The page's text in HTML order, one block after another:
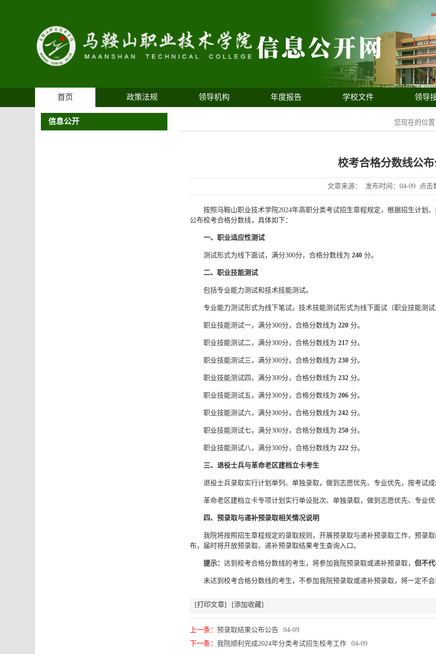
首页 政策法规 领导机构 年度报告 学校文件 领导
信息公开 您现在的位置
校考合格分数线公
文章来源： 发布时间：04-09 点击
按照马鞍山职业技术学院2024年高职分类考试招生章程规定，根据招生计划
公布校考合格分数线，具体如下：
一、职业适应性测试
测试形式为线下面试，满分300分，合格分数线为 240 分。
二、职业技能测试
包括专业能力测试和技术技能测试。
专业能力测试形式为线下笔试，技术技能测试形式为线下面试（职业技能测试
职业技能测试一，满分300分，合格分数线为 220 分。
职业技能测试二，满分300分，合格分数线为 217 分。
职业技能测试三，满分300分，合格分数线为 230 分。
职业技能测试四，满分300分，合格分数线为 232 分。
职业技能测试五，满分300分，合格分数线为 206 分。
职业技能测试六，满分300分，合格分数线为 242 分。
职业技能测试七，满分300分，合格分数线为 250 分。
职业技能测试八，满分300分，合格分数线为 222 分。
三、退役士兵与革命老区建档立卡考生
退役士兵录取实行计划单列、单独录取，做到志愿优先、专业优先，按考试成
革命老区建档立卡专项计划实行单设批次、单独录取，做到志愿优先、专业优
四、预录取与递补预录取相关情况说明
我院将按照招生章程规定的录取规则，开展预录取与递补预录取工作，预录
布，届时将开放预录取、递补预录取结果考生查询入口。
提示： 达到校考合格分数线的考生，将参加我院预录取或递补预录取， 但不
未达到校考合格分数线的考生，不参加我院预录取或递补预录取，将一定不会
[打印文章] [添加收藏]
上一条： 预录取结果公布公告
04-09
下一条： 我院顺利完成2024年分类考试招生校考工作 04-09